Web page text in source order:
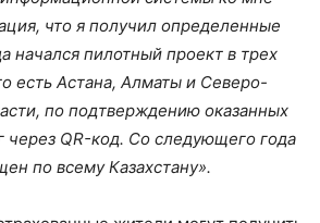
что я получил определенные
начался пилотный проект в трех
есть Астана, Алматы и Северо-
по подтверждению оказанных
через QR-код. Со следующего года
по всему Казахстану».